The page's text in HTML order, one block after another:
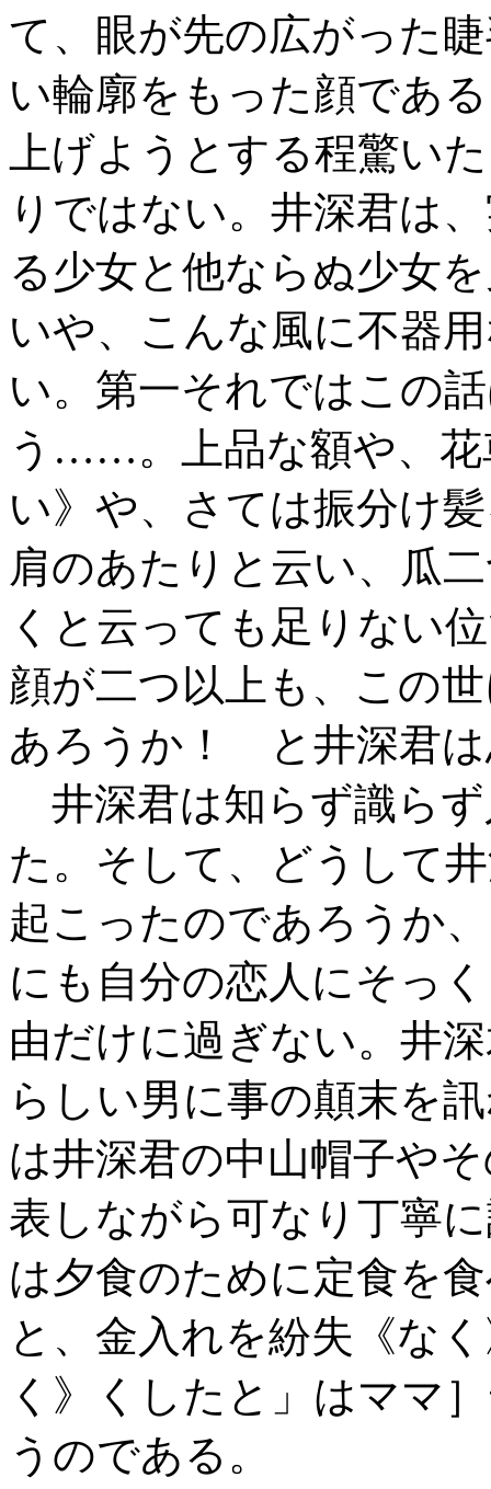
て、眼が先の広がった
い輪廓をもった顔であ
上げようとする程驚い
りではない。井深君は
る少女と他ならぬ少女
いや、こんな風に不器
い。第一それではこの
う……。上品な額や、花
い》や、さては振分け
肩のあたりと云い、瓜
くと云っても足りない
顔が二つ以上も、この
あろうか！ と井深君は
井深君は知らず識ら
た。そして、どうして
起こったのであろうか
にも自分の恋人にそっ
由だけに過ぎない。井
らしい男に事の顛末を
は井深君の中山帽子や
表しながら可なり丁寧
は夕食のために定食を
と、金入れを紛失《な
く》くしたと」はママ
うのである。